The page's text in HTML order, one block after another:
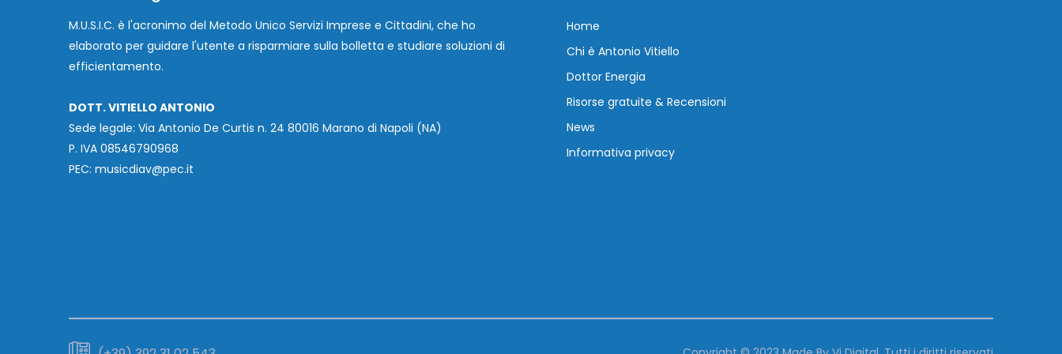
M.U.S.I.C. è l'acronimo del Metodo Unico Servizi Imprese e Cittadini, che ho
elaborato per guidare l'utente a risparmiare sulla bolletta e studiare soluzioni di
efficientamento.
DOTT. VITIELLO ANTONIO
Sede legale: Via Antonio De Curtis n. 24 80016 Marano di Napoli (NA)
P. IVA 08546790968
PEC: musicdiav@pec.it
Home
Chi è Antonio Vitiello
Dottor Energia
Risorse gratuite & Recensioni
News
Informativa privacy